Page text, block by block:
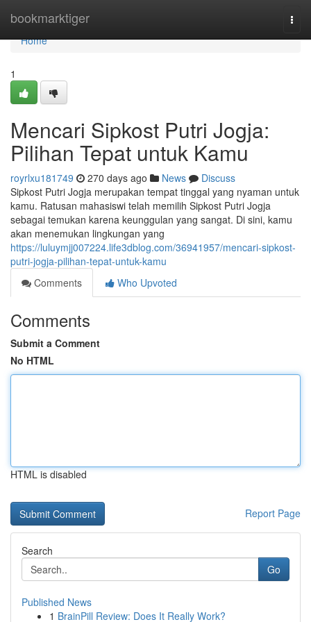
bookmarktiger
Home
Home
1
Mencari Sipkost Putri Jogja:
Pilihan Tepat untuk Kamu
royrlxu181749 270 days ago News
Discuss
Sipkost Putri Jogja merupakan tempat tinggal yang nyaman untuk
kamu. Ratusan mahasiswi telah memilih Sipkost Putri Jogja
sebagai temukan karena keunggulan yang sangat. Di sini, kamu
akan menemukan lingkungan yang
https://luluymjj007224.life3dblog.com/36941957/mencari-sipkost-
putri-jogja-pilihan-tepat-untuk-kamu
Comments
Who Upvoted
Comments
Submit a Comment
No HTML
HTML is disabled
Report Page
Search
Go
Published News
1 BrainPill Review: Does It Really Work?